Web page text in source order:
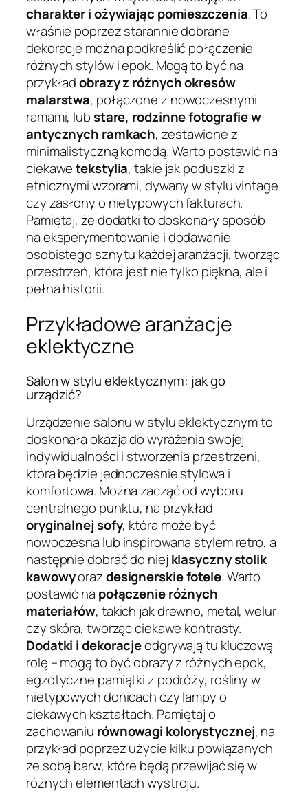
charakter i ożywiając pomieszczenia. To
właśnie poprzez starannie dobrane
dekoracje można podkreślić połączenie
różnych stylów i epok. Mogą to być na
przykładobrazy z różnych okresów
malarstwa, połączone z nowoczesnymi
ramami, lubstare, rodzinne fotografie w
antycznych ramkach, zestawione z
minimalistyczną komodą. Warto postawić na
ciekawetekstylia, takie jak poduszki z
etnicznymi wzorami, dywany w stylu vintage
czy zasłony o nietypowych fakturach.
Pamiętaj, że dodatki to doskonały sposób
na eksperymentowanie i dodawanie
osobistego sznytu każdej aranżacji, tworząc
przestrzeń, która jest nie tylko piękna, ale i
pełna historii.
Przykładowe aranżacje
eklektyczne
Salon w stylu eklektycznym: jak go
urządzić?
Urządzenie salonu w stylu eklektycznym to
doskonała okazja do wyrażenia swojej
indywidualności i stworzenia przestrzeni,
która będzie jednocześnie stylowa i
komfortowa. Można zacząć od wyboru
centralnego punktu, na przykład
oryginalnej sofy, która może być
nowoczesna lub inspirowana stylem retro, a
następnie dobrać do niej klasyczny stolik
kawowyorazdesignerskie fotele. Warto
postawić na połączenie różnych
materiałów, takich jak drewno, metal, welur
czy skóra, tworząc ciekawe kontrasty.
Dodatki i dekoracjeodgrywają tu kluczową
rolę – mogą to być obrazy z różnych epok,
egzotyczne pamiątki z podróży, rośliny w
nietypowych donicach czy lampy o
ciekawych kształtach. Pamiętaj o
zachowaniu równowagi kolorystycznej, na
przykład poprzez użycie kilku powiązanych
ze sobą barw, które będą przewijać się w
różnych elementach wystroju.